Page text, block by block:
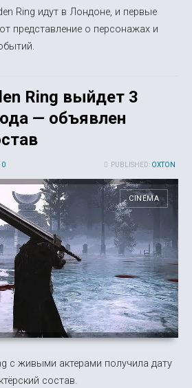
Ring идут в Лондоне, и первые
представление о персонажах и
Ring выйдет 3
— объявлен
PUBLISHED: OXTON
0
CINEMA
с живыми актерами получила дату
состав.